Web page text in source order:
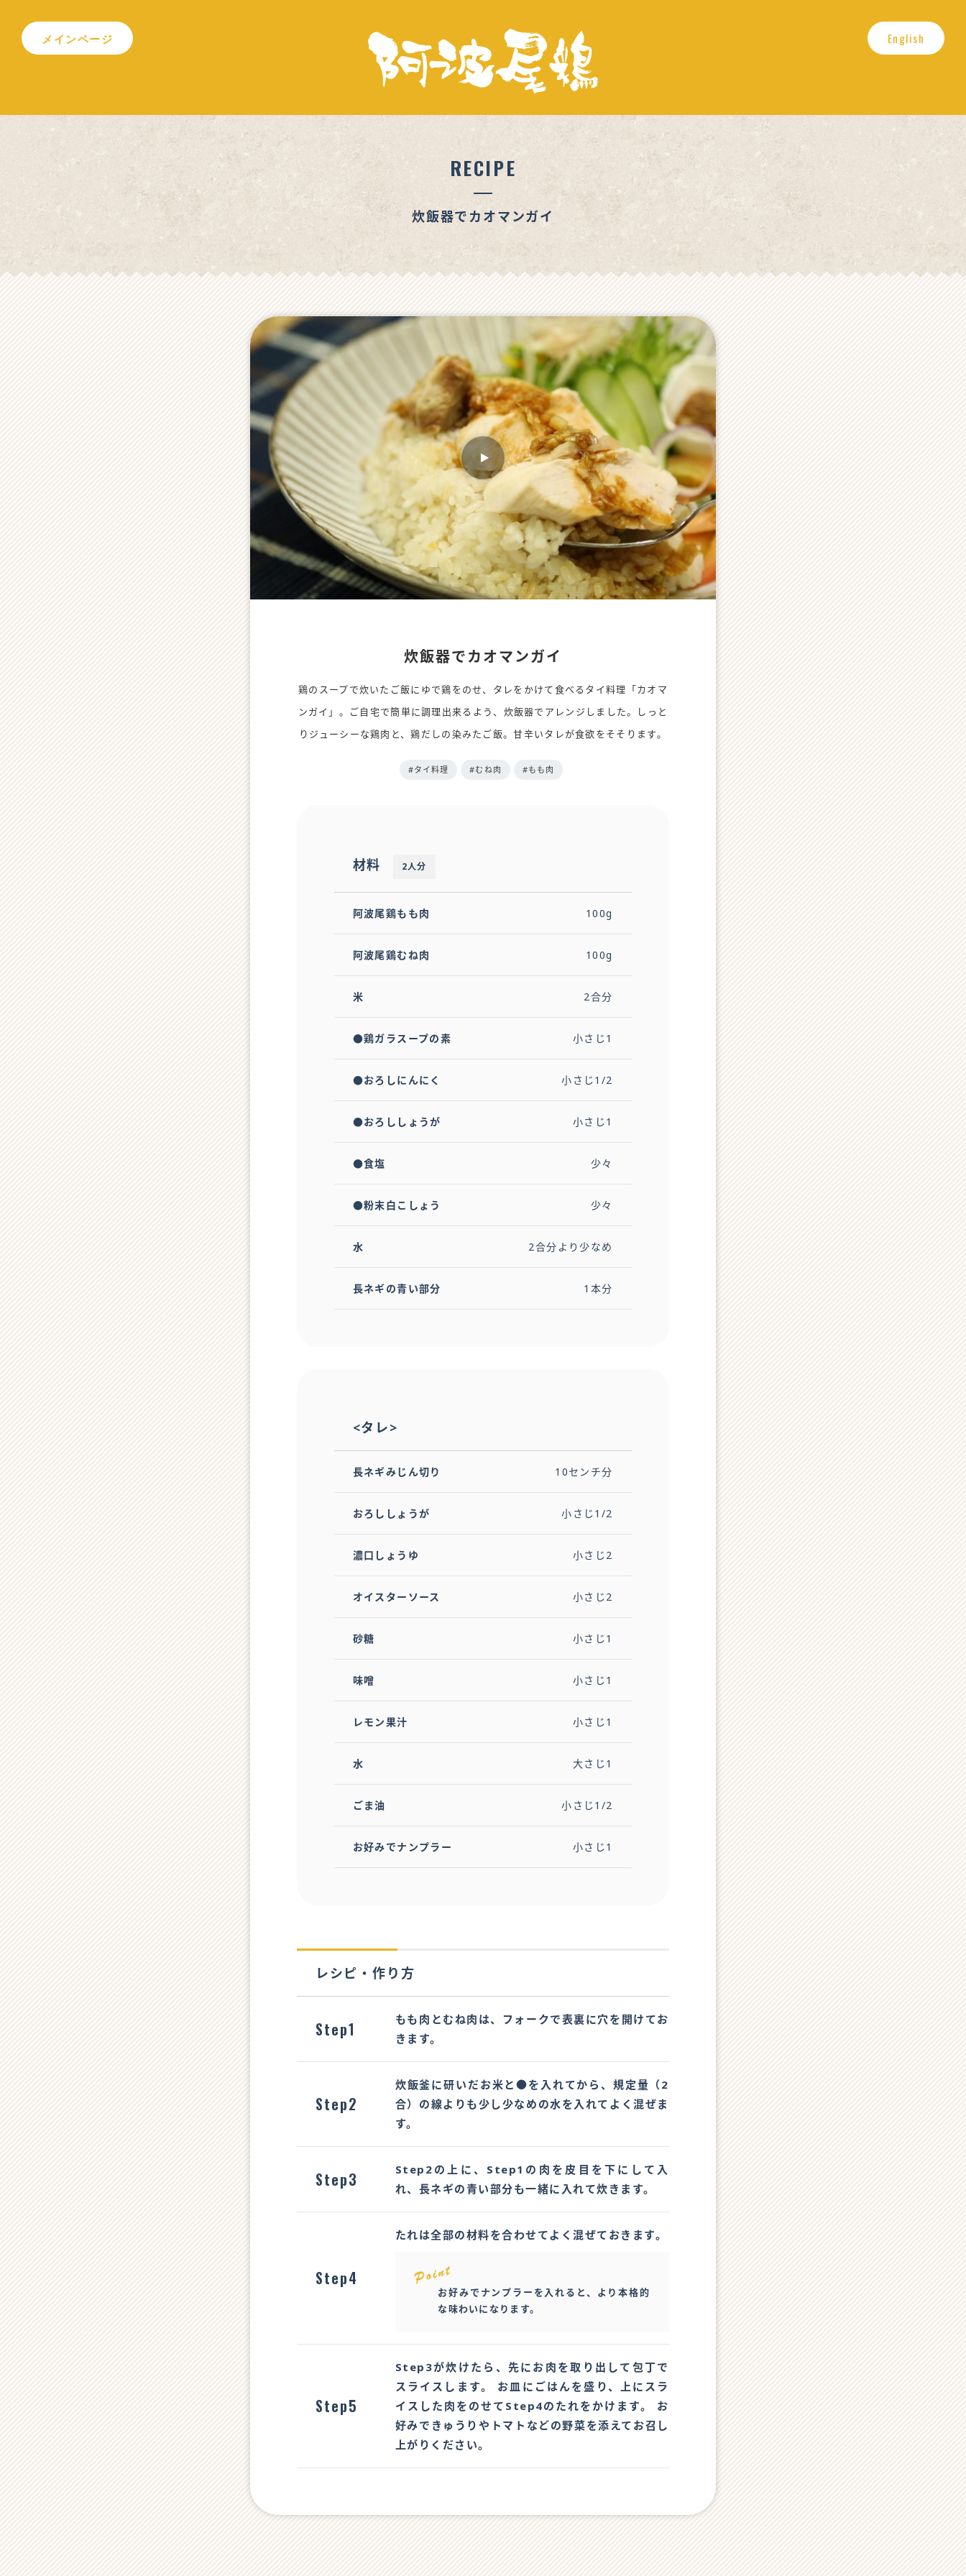
メインページ English
RECIPE
炊飯器でカオマンガイ
炊飯器でカオマンガイ
鶏のスープで炊いたご飯にゆで鶏をのせ、タレをかけて食べるタイ料理「カオマ
ンガイ」。ご自宅で簡単に調理出来るよう、炊飯器でアレンジしました。しっと
りジューシーな鶏肉と、鶏だしの染みたご飯。甘辛いタレが食欲をそそります。
#タイ料理 #むね肉 #もも肉
材料 2人分
阿波尾鶏もも肉 100g
阿波尾鶏むね肉 100g
米 2合分
●鶏ガラスープの素 小さじ1
●おろしにんにく 小さじ1/2
●おろししょうが 小さじ1
●食塩 少々
●粉末白こしょう 少々
水 2合分より少なめ
長ネギの青い部分 1本分
<タレ>
長ネギみじん切り 10センチ分
おろししょうが 小さじ1/2
濃口しょうゆ 小さじ2
オイスターソース 小さじ2
砂糖 小さじ1
味噌 小さじ1
レモン果汁 小さじ1
水 大さじ1
ごま油 小さじ1/2
お好みでナンプラー 小さじ1
レシピ・作り方
Step1
もも肉とむね肉は、フォークで表裏に穴を開けてお
きます。
Step2
炊飯釜に研いだお米と●を入れてから、規定量（2
合）の線よりも少し少なめの水を入れてよく混ぜま
す。
Step3
Step2の上に、Step1の肉を皮目を下にして入
れ、長ネギの青い部分も一緒に入れて炊きます。
Step4
たれは全部の材料を合わせてよく混ぜておきます。
お好みでナンプラーを入れると、より本格的
な味わいになります。
Step5
Step3が炊けたら、先にお肉を取り出して包丁で
スライスします。 お皿にごはんを盛り、上にスラ
イスした肉をのせてStep4のたれをかけます。 お
好みできゅうりやトマトなどの野菜を添えてお召し
上がりください。